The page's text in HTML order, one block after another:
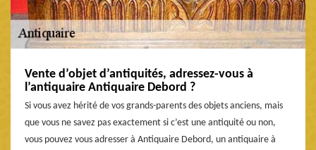
Vente d’objet d’antiquités, adressez-vous à
l’antiquaire Antiquaire Debord ?
Si vous avez hérité de vos grands-parents des objets anciens, mais
que vous ne savez pas exactement si c’est une antiquité ou non,
vous pouvez vous adresser à Antiquaire Debord, un antiquaire à